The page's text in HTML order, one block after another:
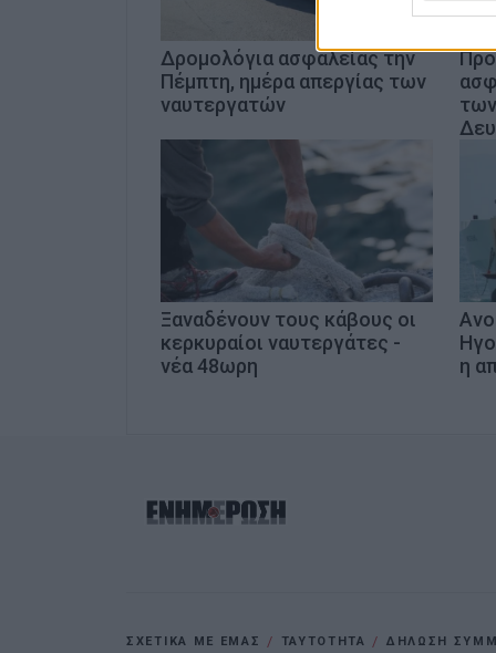
Δρομολόγια ασφαλείας την
Πέμπτη, ημέρα απεργίας των
ναυτεργατών
Ξαναδένουν τους κάβους οι
κερκυραίοι ναυτεργάτες -
νέα 48ωρη
η
ΣΧΕΤΙΚΑ ΜΕ ΕΜΑΣ ΤΑΥΤΟΤΗΤΑ ΔΗΛΩΣΗ